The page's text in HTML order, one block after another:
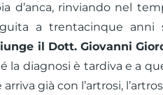
d’anca, rinviando nel
a trentacinque
il Dott. Giovanni
la diagnosi è tardiva e a
già con l’artrosi,